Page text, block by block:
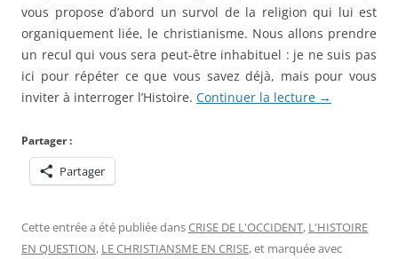
vous propose d’abord un survol de la religion qui lui est
organiquement liée, le christianisme. Nous allons prendre
un recul qui vous sera peut-être inhabituel : je ne suis pas
ici pour répéter ce que vous savez déjà, mais pour vous
inviter à interroger l’Histoire. Continuer la lecture →
Partager :
Partager
Cette entrée a été publiée dansCRISE DE L'OCCIDENT, L'HISTOIRE
EN QUESTION, LE CHRISTIANSME EN CRISE, et marquée avec